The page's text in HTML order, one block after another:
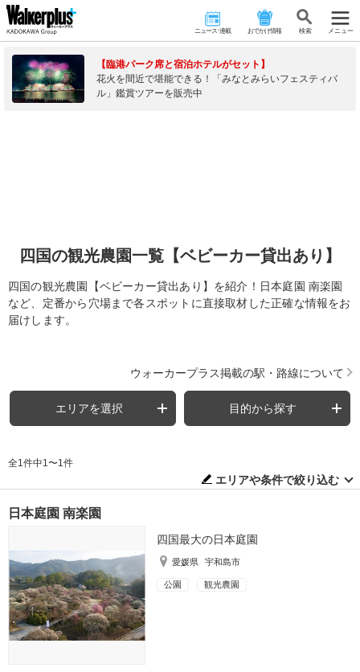
ニュース･連載 おでかけ情報 検 索 メニュー
【臨港パーク席と宿泊ホテルがセット】
花火を間近で堪能できる！「みなとみらいフェスティバ
ル」鑑賞ツアーを販売中
四国の観光農園一覧【ベビーカー貸出あり】
四国の観光農園【ベビーカー貸出あり】を紹介！日本庭園 南楽園
など、定番から穴場まで各スポットに直接取材した正確な情報をお
届けします。
ウォーカープラス掲載の駅・路線について
エリアを選択 目的から探す
全1件中1〜1件
エリアや条件で絞り込む
日本庭園 南楽園
四国最大の日本庭園
愛媛県 宇和島市
公園 観光農園